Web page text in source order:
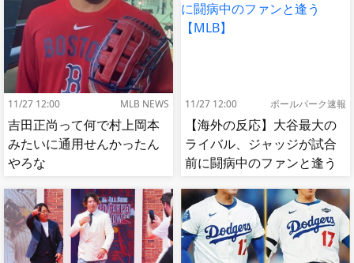
11/27 12:00 MLB NEWS
吉田正尚って何で村上岡本
みたいに通用せんかったん
やろな
11/27 12:00 ボールパーク速報
【海外の反応】大谷最大の
ライバル、ジャッジが試合
前に闘病中のファンと逢う